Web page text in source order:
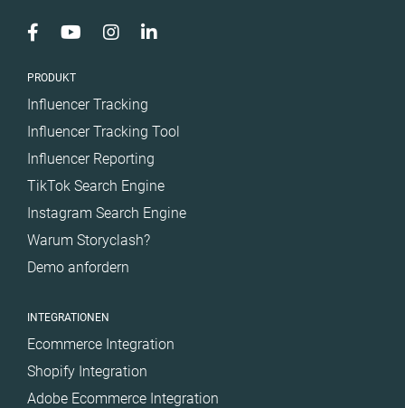
United Arab
Emirates
PRODUKT
Influencer Tracking
Influencer Tracking Tool
Influencer Reporting
TikTok Search Engine
Instagram Search Engine
Warum Storyclash?
Demo anfordern
INTEGRATIONEN
Ecommerce Integration
Shopify Integration
Adobe Ecommerce Integration